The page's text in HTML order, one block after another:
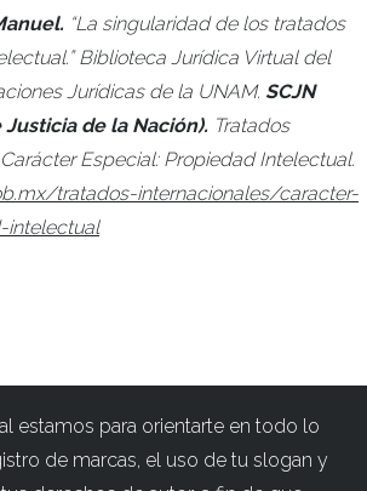
“La singularidad de los tratados
Biblioteca Jurídica Virtual del
Jurídicas de la UNAM. SCJN
de la Nación). Tratados
Especial: Propiedad Intelectual.
tratados-internacionales/caracter-
intelectual
estamos para orientarte en todo lo
de marcas, el uso de tu slogan y